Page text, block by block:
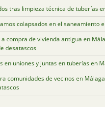
tras limpieza técnica de tuberías
colapsados en el saneamiento
compra de vivienda antigua en
desatascos
en uniones y juntas en tuberías en
comunidades de vecinos en